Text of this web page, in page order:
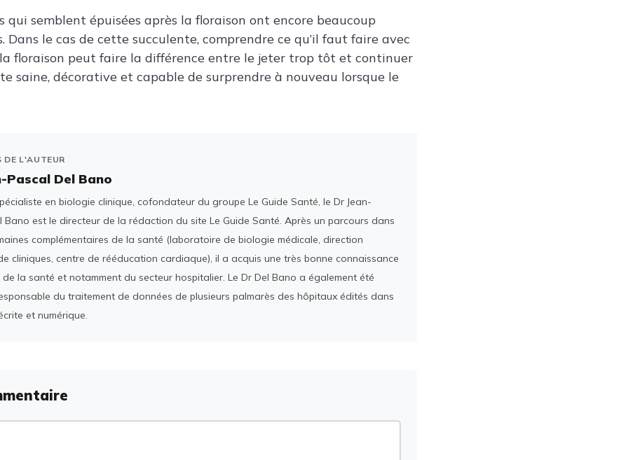
qui semblent épuisées après la floraison ont encore beaucoup
Dans le cas de cette succulente, comprendre ce qu’il faut faire avec
floraison peut faire la différence entre le jeter trop tôt et continuer
saine, décorative et capable de surprendre à nouveau lorsque le
DE L'AUTEUR
Pascal Del Bano
en biologie clinique, cofondateur du groupe Le Guide Santé, le Dr Jean-
Bano est le directeur de la rédaction du site Le Guide Santé. Après un parcours dans
complémentaires de la santé (laboratoire de biologie médicale, direction
cliniques, centre de rééducation cardiaque), il a acquis une très bonne connaissance
la santé et notamment du secteur hospitalier. Le Dr Del Bano a également été
du traitement de données de plusieurs palmarès des hôpitaux édités dans
et numérique.